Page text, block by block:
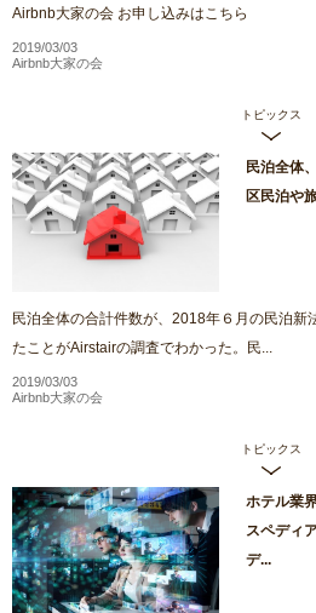
Airbnb大家の会 お申し込みはこちら
2019/03/03
Airbnb大家の会
トピックス
民泊全体
区民泊や
民泊全体の合計件数が、2018年６月の民泊新
たことがAirstairの調査でわかった。民...
2019/03/03
Airbnb大家の会
トピックス
ホテル業
スペディ
デ...